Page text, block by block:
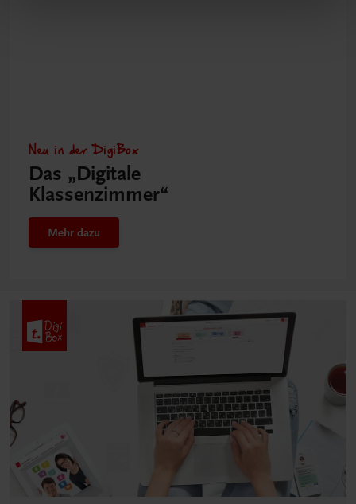
Neu in der DigiBox
Das „Digitale
Klassenzimmer“
Mehr dazu